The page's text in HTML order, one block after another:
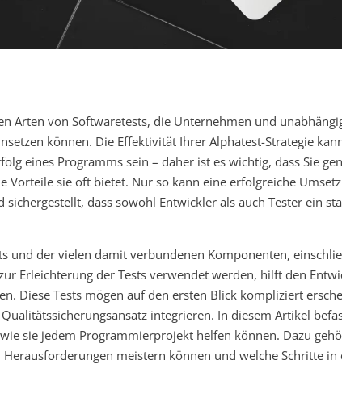
Arten von Softwaretests, die Unternehmen und
können. Die Effektivität Ihrer Alphatest-Strategie
eines Programms sein – daher ist es wichtig, dass Sie
Vorteile sie oft bietet. Nur so kann eine erfolgreiche
dass sowohl Entwickler als auch Tester ein
und der vielen damit verbundenen Komponenten,
Erleichterung der Tests verwendet werden, hilft den
Diese Tests mögen auf den ersten Blick kompliziert
integrieren. In diesem Artikel
sie jedem Programmierprojekt helfen können. Dazu
meistern können und welche Schritte in